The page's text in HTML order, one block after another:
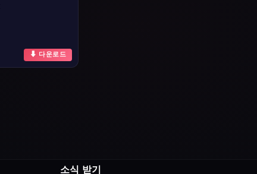
⬇ 다운로드
소식 받기